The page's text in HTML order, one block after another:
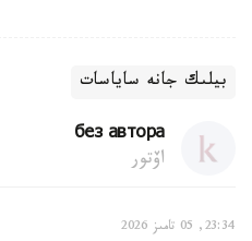
بيلىك جانە ساياسات
без автора
اۆتور
23:34, 05 تامىز 2026